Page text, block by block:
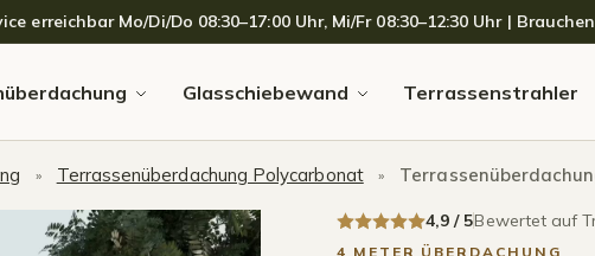
erreichbar Mo/Di/Do 08:30–17:00 Uhr, Mi/Fr 08:30–12:30 Uhr |
Glasschiebewand Terrassenstrahler
» Terrassenüberdachung Polycarbonat » Terrassenüberdachung
4,9 / 5Bewertet auf
4 METER ÜBERDACHUNG